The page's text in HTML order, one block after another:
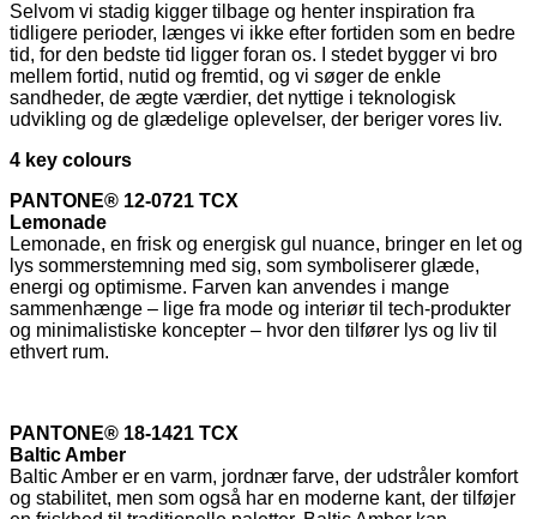
Selvom vi stadig kigger tilbage og henter inspiration fra
tidligere perioder, længes vi ikke efter fortiden som en bedre
tid, for den bedste tid ligger foran os. I stedet bygger vi bro
mellem fortid, nutid og fremtid, og vi søger de enkle
sandheder, de ægte værdier, det nyttige i teknologisk
udvikling og de glædelige oplevelser, der beriger vores liv.
4 key colours
PANTONE® 12-0721 TCX
Lemonade
Lemonade, en frisk og energisk gul nuance, bringer en let og
lys sommerstemning med sig, som symboliserer glæde,
energi og optimisme. Farven kan anvendes i mange
sammenhænge – lige fra mode og interiør til tech-produkter
og minimalistiske koncepter – hvor den tilfører lys og liv til
ethvert rum.
PANTONE® 18-1421 TCX
Baltic Amber
Baltic Amber er en varm, jordnær farve, der udstråler komfort
og stabilitet, men som også har en moderne kant, der tilføjer